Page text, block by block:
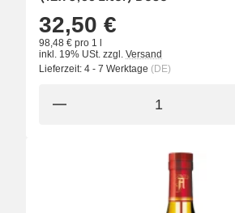
32,50 €
98,48 € pro 1 l
inkl. 19% USt. zzgl. Versand
Lieferzeit: 4 - 7 Werktage (DE)